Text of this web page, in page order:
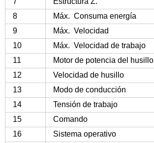
8
Máx. Consuma energía
9
Máx. Velocidad
10
Máx. Velocidad de trabajo
11
Motor de potencia del husillo
12
Velocidad de husillo
13
Modo de conducción
14
Tensión de trabajo
15
Comando
16
Sistema operativo